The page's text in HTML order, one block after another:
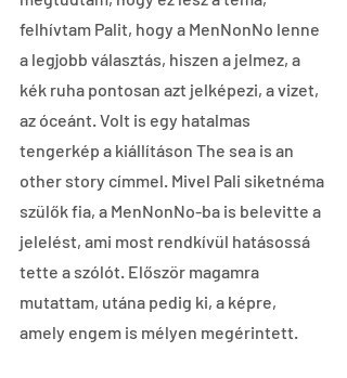
felhívtam Palit, hogy a MenNonNo lenne
a legjobb választás, hiszen a jelmez, a
kék ruha pontosan azt jelképezi, a vizet,
az óceánt. Volt is egy hatalmas
tengerkép a kiállításon The sea is an
other story címmel. Mivel Pali siketnéma
szülők fia, a MenNonNo-ba is belevitte a
jelelést, ami most rendkívül hatásossá
tette a szólót. Először magamra
mutattam, utána pedig ki, a képre,
amely engem is mélyen megérintett.